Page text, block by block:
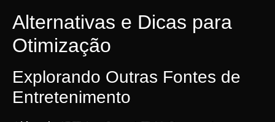
Alternativas e Dicas para
Otimização
Explorando Outras Fontes de
Entretenimento